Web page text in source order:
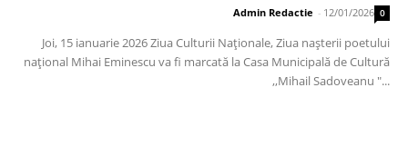
Admin Redactie - 12/01/2026 0
Joi, 15 ianuarie 2026 Ziua Culturii Naționale, Ziua nașterii poetului
național Mihai Eminescu va fi marcată la Casa Municipală de Cultură
,,Mihail Sadoveanu "...